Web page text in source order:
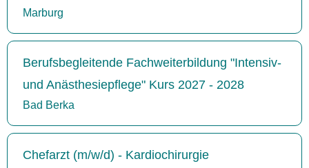
Marburg
Berufsbegleitende Fachweiterbildung "Intensiv-
und Anästhesiepflege" Kurs 2027 - 2028
Bad Berka
Chefarzt (m/w/d) - Kardiochirurgie